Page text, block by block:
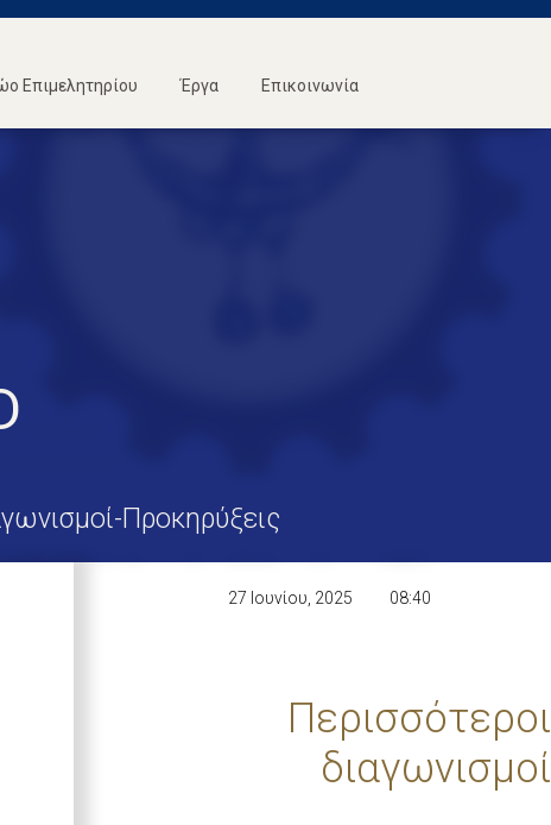
Επιμελητηρίου Έργα Επικοινωνία
Προκηρύξεις
27 Ιουνίου, 2025 08:40
Περισσότεροι
διαγωνισμοί